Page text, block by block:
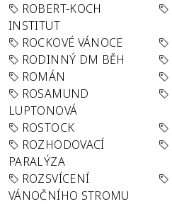
ROBERT-KOCH
INSTITUT
ROCKOVÉ VÁNOCE
RODINNÝ DM BĚH
ROMÁN
ROSAMUND
LUPTONOVÁ
ROSTOCK
ROZHODOVACÍ
PARALÝZA
ROZSVÍCENÍ
VÁNOČNÍHO STROMU